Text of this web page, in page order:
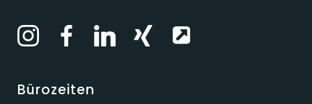
Bürozeiten